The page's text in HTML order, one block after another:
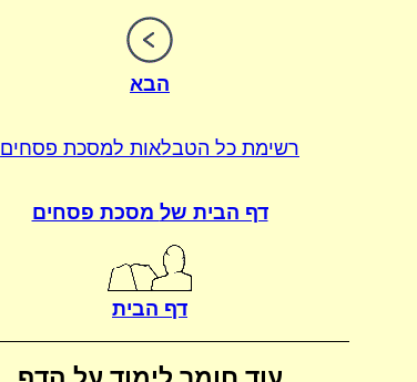
הבא
רשימת כל הטבלאות למסכת פסחים
דף הבית של מסכת פסחים
דף הבית